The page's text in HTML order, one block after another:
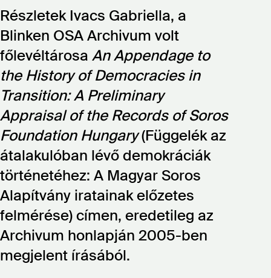
Részletek Ivacs Gabriella, a
Blinken OSA Archivum volt
főlevéltárosa An Appendage to
the History of Democracies in
Transition: A Preliminary
Appraisal of the Records of Soros
Foundation Hungary(Függelék az
átalakulóban lévő demokráciák
történetéhez: A Magyar Soros
Alapítvány iratainak előzetes
felmérése) címen, eredetileg az
Archivum honlapján 2005-ben
megjelent írásából.